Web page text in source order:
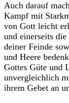
Auch darauf
Kampf mit
von Gott leicht
und einerseits
deiner Feinde
und Heere
Gottes Güte und
unvergleichlich
ihrem Gebet an